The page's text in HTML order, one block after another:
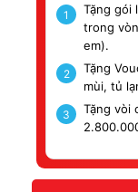
1
Tặng gói
trong
em).
2
Tặng
mùi, tủ
3
Tặng vòi